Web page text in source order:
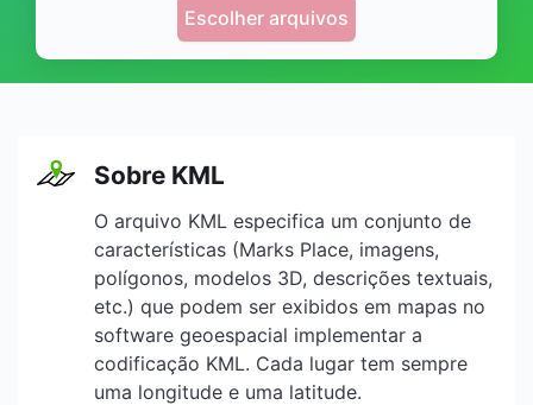
Escolher arquivos
Sobre KML
O arquivo KML especifica um conjunto de
características (Marks Place, imagens,
polígonos, modelos 3D, descrições textuais,
etc.) que podem ser exibidos em mapas no
software geoespacial implementar a
codificação KML. Cada lugar tem sempre
uma longitude e uma latitude.